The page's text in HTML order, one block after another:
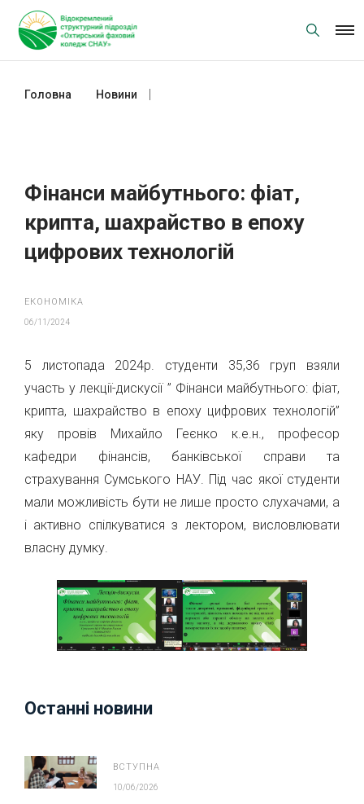
content
Головна Новини
Фінанси майбутнього: фіат,
крипта, шахрайство в епоху
цифрових технологій
ЕКОНОМІКА
06/11/2024
5 листопада 2024р. студенти 35,36 груп взяли
участь у лекції-дискусії ” Фінанси майбутнього: фіат,
крипта, шахрайство в епоху цифрових технологій”
яку провів Михайло Геєнко к.е.н., професор
кафедри фінансів, банківської справи та
страхування Сумського НАУ. Під час якої студенти
мали можливість бути не лише просто слухачами, а
і активно спілкуватися з лектором, висловлювати
власну думку.
Останні новини
ВСТУПНА
10/06/2026